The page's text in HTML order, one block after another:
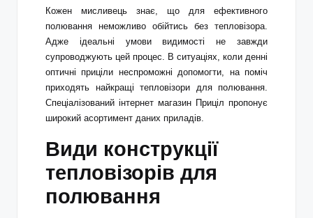
Кожен мисливець знає, що для ефективного
полювання неможливо обійтись без тепловізора.
Адже ідеальні умови видимості не завжди
супроводжують цей процес. В ситуаціях, коли денні
оптичні приціли неспроможні допомогти, на поміч
приходять найкращі тепловізори для полювання.
Спеціалізований інтернет магазин Приціл пропонує
широкий асортимент даних приладів.
Види конструкції
тепловізорів для
полювання